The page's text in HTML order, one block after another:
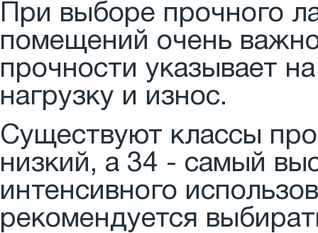
При выборе прочного
помещений очень
прочности указывает
нагрузку и износ.
Существуют классы
низкий, а 34 - самый
интенсивного
рекомендуется